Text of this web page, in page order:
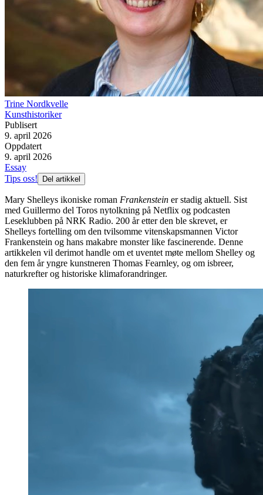
Trine Nordkvelle
Kunsthistoriker
Publisert
9. april 2026
Oppdatert
9. april 2026
Essay
Tips oss!
Del artikkel
Mary Shelleys ikoniske roman Frankenstein er stadig aktuell. Sist
med Guillermo del Toros nytolkning på Netflix og podcasten
Leseklubben på NRK Radio. 200 år etter den ble skrevet, er
Shelleys fortelling om den tvilsomme vitenskapsmannen Victor
Frankenstein og hans makabre monster like fascinerende. Denne
artikkelen vil derimot handle om et uventet møte mellom Shelley og
den fem år yngre kunstneren Thomas Fearnley, og om isbreer,
naturkrefter og historiske klimaforandringer.